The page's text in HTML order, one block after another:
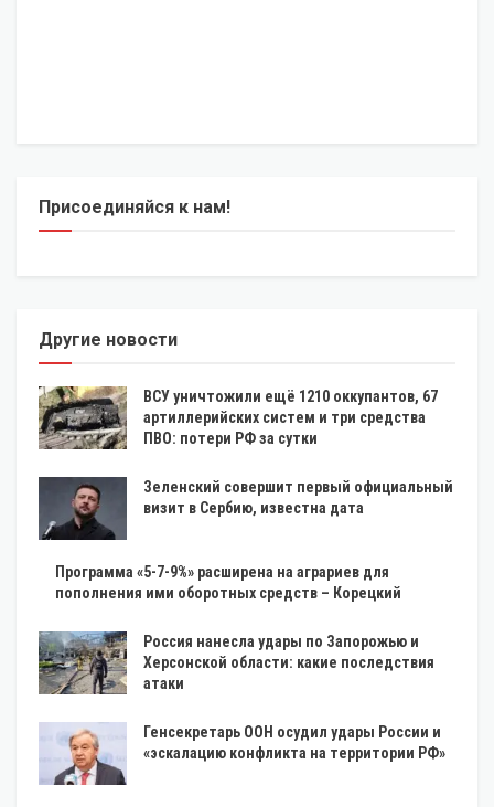
Присоединяйся к нам!
Другие новости
ВСУ уничтожили ещё 1210 оккупантов, 67
артиллерийских систем и три средства
ПВО: потери РФ за сутки
Зеленский совершит первый официальный
визит в Сербию, известна дата
Программа «5-7-9%» расширена на аграриев для
пополнения ими оборотных средств – Корецкий
Россия нанесла удары по Запорожью и
Херсонской области: какие последствия
атаки
Генсекретарь ООН осудил удары России и
«эскалацию конфликта на территории РФ»